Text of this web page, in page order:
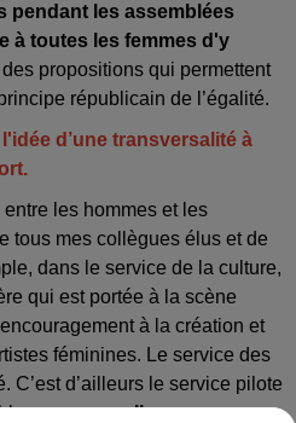
pendant les assemblées
à toutes les femmes d'y
propositions qui permettent
républicain de l’égalité.
d’une transversalité à
les hommes et les
tous mes collègues élus et de
dans le service de la culture,
qui est portée à la scène
à la création et
féminines. Le service des
C’est d’ailleurs le service pilote
aux genres.Il y a une